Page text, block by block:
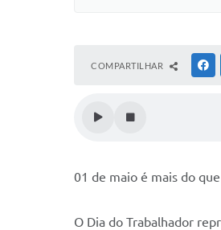
COMPARTILHAR
01 de maio é mais do
O Dia do Trabalhador